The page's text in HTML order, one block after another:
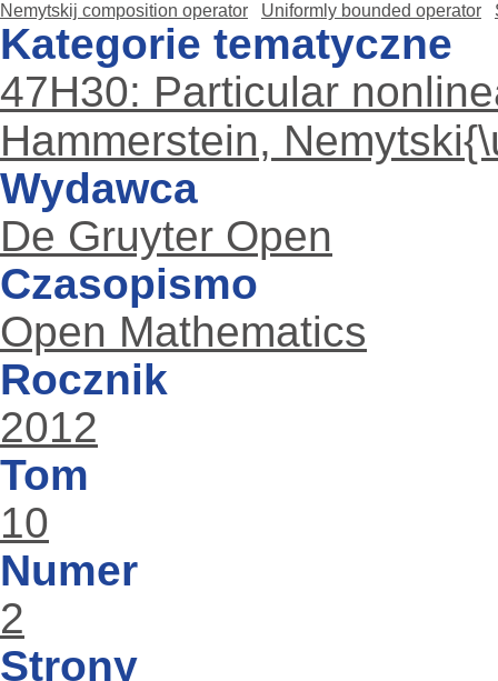
Nemytskij composition operator
Uniformly bounded operator
Kategorie tematyczne
47H30: Particular
Hammerstein,
Wydawca
De Gruyter Open
Czasopismo
Open Mathematics
Rocznik
2012
Tom
10
Numer
2
Strony